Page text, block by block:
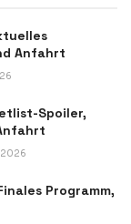
Anfahrt
Spoiler,
2026
Programm,